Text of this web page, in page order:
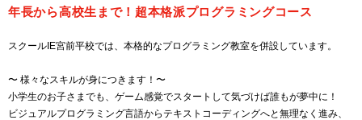
年長から高校生まで！超本格派プログラミングコース
スクールIE宮前平校では、本格的なプログラミング教室を併設しています。
〜 様々なスキルが身につきます！〜
小学生のお子さまでも、ゲーム感覚でスタートして気づけば誰もが夢中に！
ビジュアルプログラミング言語からテキストコーディングへと無理なく進み、